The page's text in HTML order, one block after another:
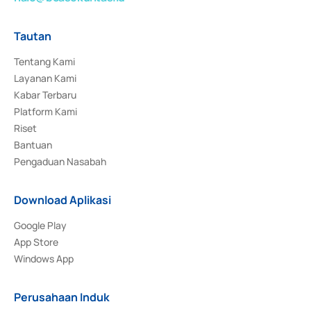
Tautan
Tentang Kami
Layanan Kami
Kabar Terbaru
Platform Kami
Riset
Bantuan
Pengaduan Nasabah
Download Aplikasi
Google Play
App Store
Windows App
Perusahaan Induk